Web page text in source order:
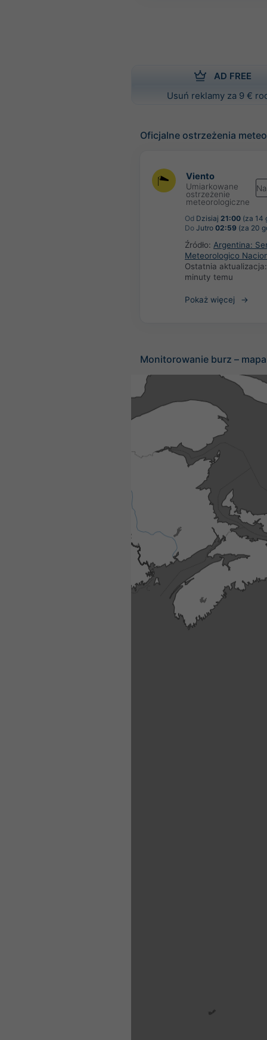
AD FREE
Usuń reklamy za 9 €
Oficjalne ostrzeżenia
Viento
Umiarkowane
ostrzeżenie
meteorologiczne
Od Dzisiaj 21:00 (za 14
Do Jutro 02:59 (za 20
Źródło: Argentina:
Meteorologico
Ostatnia
minuty temu
Pokaż więcej
Monitorowanie burz –